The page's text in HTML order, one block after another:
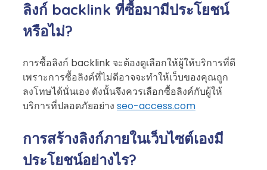
ลิงก์ backlink ที่ซื้อมามีประโยชน์
หรือไม่?
การซื้อลิงก์ backlink จะต้องดูเลือกให้ผู้ให้บริการที่ดี
เพราะการซื้อลิงค์ที่ไม่ดีอาจจะทำให้เว็บของคุณถูก
ลงโทษได้นั่นเอง ดังนั้นจึงควรเลือกซื้อลิงค์กับผู้ให้
บริการที่ปลอดภัยอย่าง seo-access.com
การสร้างลิงก์ภายในเว็บไซต์เองมี
ประโยชน์อย่างไร?